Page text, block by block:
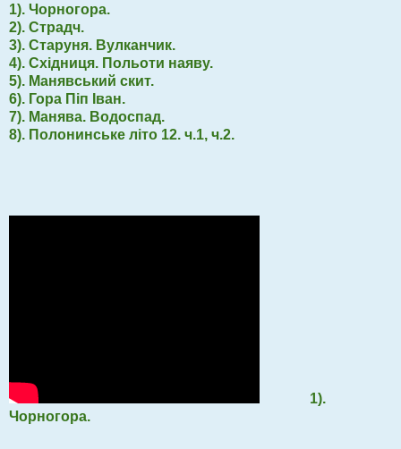
1). Чорногора.
2). Страдч.
3). Старуня. Вулканчик.
4). Східниця. Польоти наяву.
5). Манявський скит.
6). Гора Піп Іван.
7). Манява. Водоспад.
8). Полонинське літо 12. ч.1, ч.2.
1).
Чорногора.